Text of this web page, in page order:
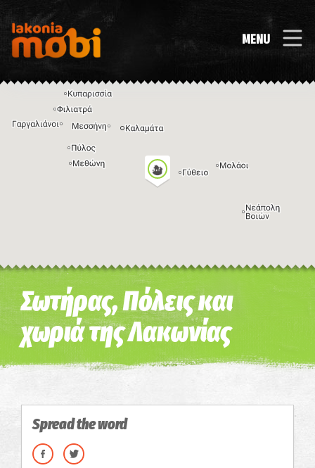
MENU
Η εικόνα ενδέχεται να υπόκειται σε πνευματικά δικαιώματα Όροι
Σωτήρας, Πόλεις και
χωριά της Λακωνίας
Spread the word